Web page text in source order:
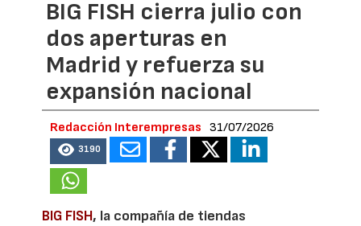
BIG FISH cierra julio con
dos aperturas en
Madrid y refuerza su
expansión nacional
Redacción Interempresas 31/07/2026
3190
BIG FISH, la compañía de tiendas